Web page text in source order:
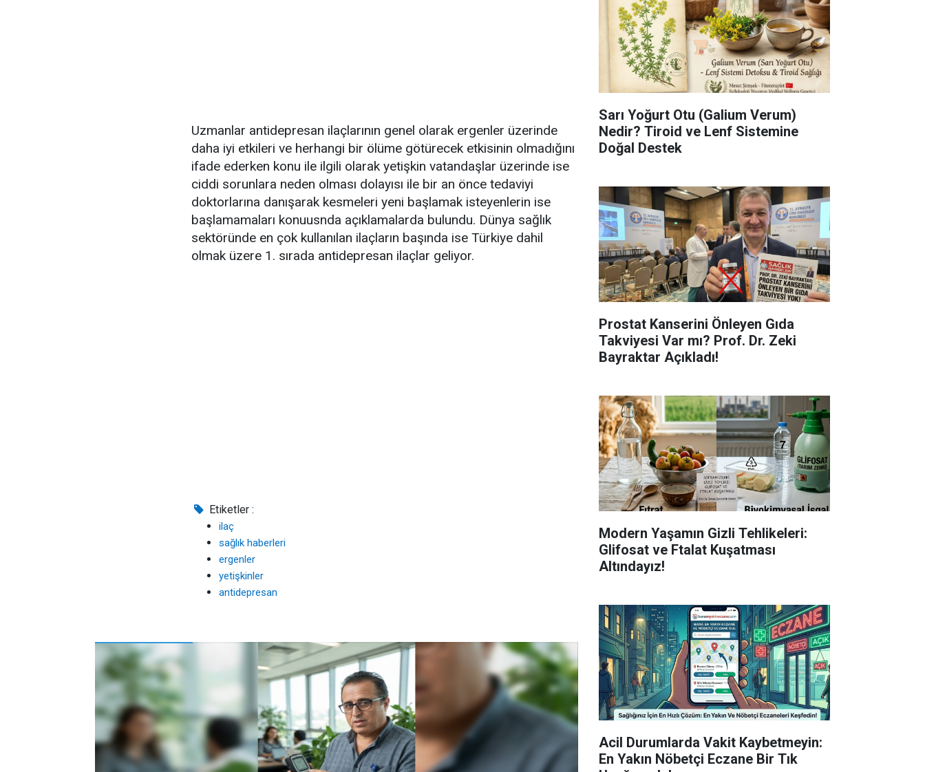
Uzmanlar antidepresan ilaçlarının genel olarak ergenler üzerinde
daha iyi etkileri ve herhangi bir ölüme götürecek etkisinin olmadığını
ifade ederken konu ile ilgili olarak yetişkin vatandaşlar üzerinde ise
ciddi sorunlara neden olması dolayısı ile bir an önce tedaviyi
doktorlarına danışarak kesmeleri yeni başlamak isteyenlerin ise
başlamamaları konuusnda açıklamalarda bulundu. Dünya sağlık
sektöründe en çok kullanılan ilaçların başında ise Türkiye dahil
olmak üzere 1. sırada antidepresan ilaçlar geliyor.
Etiketler :
ilaç
sağlık haberleri
ergenler
yetişkinler
antidepresan
Sarı Yoğurt Otu (Galium Verum)
Nedir? Tiroid ve Lenf Sistemine
Doğal Destek
Prostat Kanserini Önleyen Gıda
Takviyesi Var mı? Prof. Dr. Zeki
Bayraktar Açıkladı!
Modern Yaşamın Gizli Tehlikeleri:
Glifosat ve Ftalat Kuşatması
Altındayız!
Acil Durumlarda Vakit Kaybetmeyin:
En Yakın Nöbetçi Eczane Bir Tık